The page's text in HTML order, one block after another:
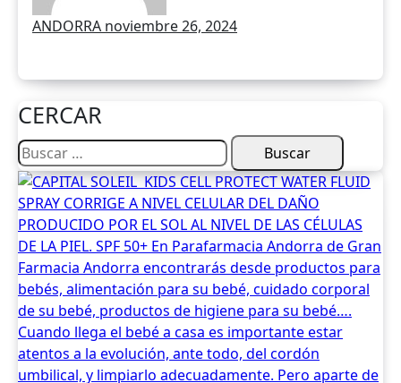
ANDORRA noviembre 26, 2024
CERCAR
Buscar: